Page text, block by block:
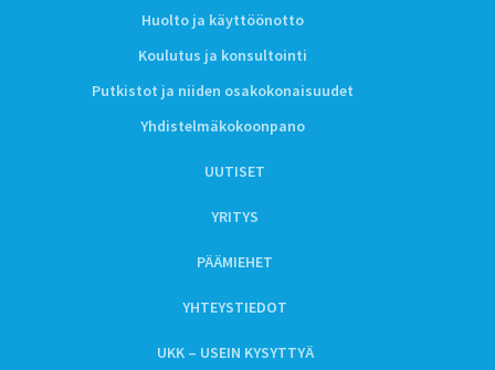
Huolto ja käyttöönotto
Koulutus ja konsultointi
Putkistot ja niiden osakokonaisuudet
Yhdistelmäkokoonpano
UUTISET
YRITYS
PÄÄMIEHET
YHTEYSTIEDOT
UKK – USEIN KYSYTTYÄ